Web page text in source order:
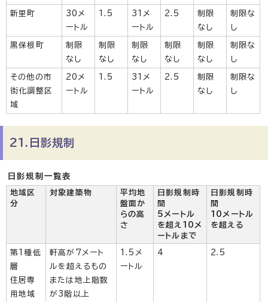
新里町
30メ
ートル
1.5
31メ
ートル
2.5
制限
なし
制限な
し
黒保根町
制限
なし
制限
なし
制限
なし
制限
なし
制限
なし
制限な
し
その他の市
街化調整区
域
20メ
ートル
1.5
31メ
ートル
2.5
制限
なし
制限な
し
21.日影規制
日影規制一覧表
地域区
分
対象建築物
平均地
盤面か
らの高
さ
日影規制時
間
5メートル
を超え10メ
ートルまで
日影規制時
間
10メートル
を超える
第1種低
層
住居専
用地域
軒高が7メート
ルを超えるもの
または地上階数
が3階以上
1.5メ
ートル
4 2.5